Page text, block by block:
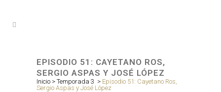
EPISODIO 51: CAYETANO ROS,
SERGIO ASPAS Y JOSÉ LÓPEZ
Inicio > Temporada 3 > Episodio 51: Cayetano Ros,
Sergio Aspas y José López